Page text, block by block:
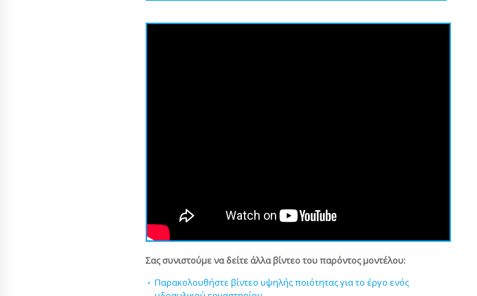
Σας συνιστούμε να δείτε άλλα βίντεο του παρόντος μοντέλου:
Παρακολουθήστε βίντεο υψηλής ποιότητας για το έργο ενός